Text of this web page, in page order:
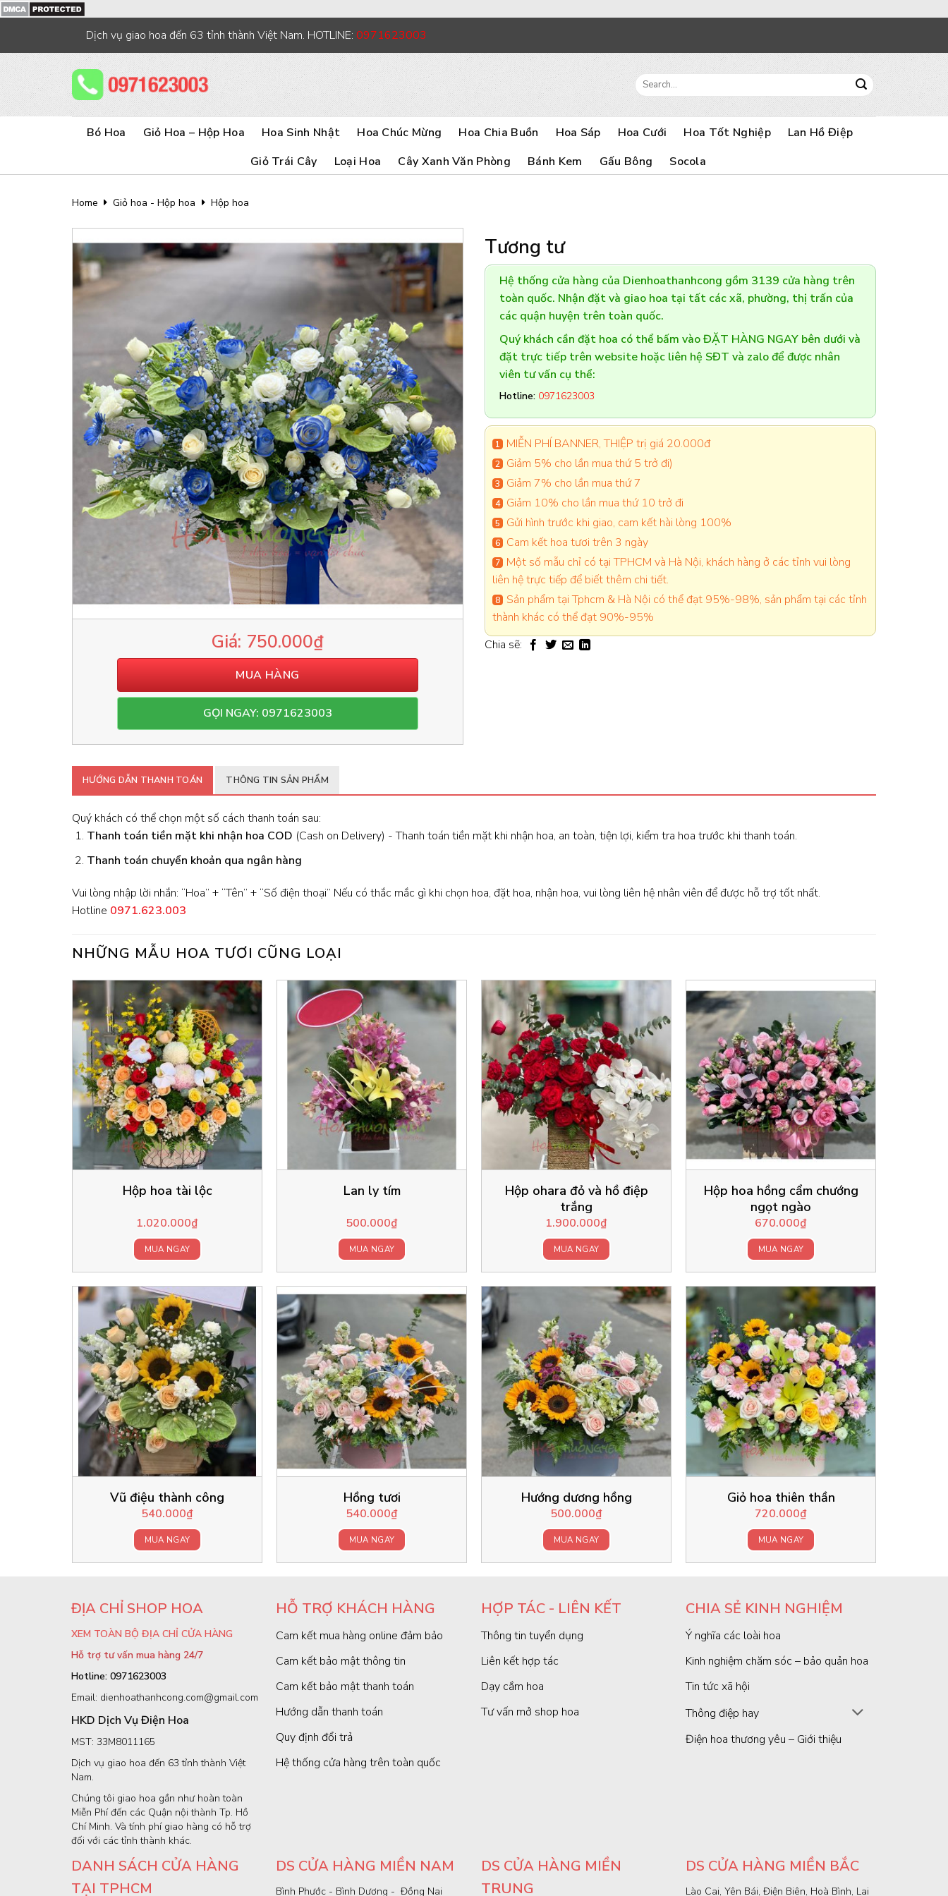
content
Dịch vụ giao hoa đến 63 tỉnh thành Việt Nam. HOTLINE: 0971623003
Search
for:
Bó Hoa Giỏ Hoa – Hộp Hoa Hoa Sinh Nhật Hoa Chúc Mừng Hoa Chia Buồn Hoa Sáp Hoa Cưới Hoa Tốt Nghiệp
Lan Hồ Điệp
Giỏ Trái Cây
Loại Hoa Cây Xanh Văn Phòng Bánh Kem Gấu Bông Socola
Home Giỏ hoa - Hộp hoa Hộp hoa
750.000₫
MUA HÀNG
GỌI NGAY: 0971623003
Tương tư
Hệ thống cửa hàng của Dienhoathanhcong gồm 3139 cửa hàng trên
toàn quốc. Nhận đặt và giao hoa tại tất các xã, phường, thị trấn của
các quận huyện trên toàn quốc.
Quý khách cần đặt hoa có thể bấm vào ĐẶT HÀNG NGAY bên dưới và
đặt trực tiếp trên website hoặc liên hệ SĐT và zalo để được nhân
viên tư vấn cụ thể:
Hotline: 0971623003
MIỄN PHÍ BANNER, THIỆP trị giá 20.000đ
Giảm 5% cho lần mua thứ 5 trở đi)
Giảm 7% cho lần mua thứ 7
Giảm 10% cho lần mua thứ 10 trở đi
Gửi hình trước khi giao, cam kết hài lòng 100%
Cam kết hoa tươi trên 3 ngày
Một số mẫu chỉ có tại TPHCM và Hà Nội, khách hàng ở các tỉnh vui lòng
liên hệ trực tiếp để biết thêm chi tiết.
Sản phẩm tại Tphcm & Hà Nội có thể đạt 95%-98%, sản phẩm tại các tỉnh
thành khác có thể đạt 90%-95%
Chia sẽ:
HƯỚNG DẪN THANH TOÁN THÔNG TIN SẢN PHẨM
Quý khách có thể chọn một số cách thanh toán sau:
Thanh toán tiền mặt khi nhận hoa COD (Cash on Delivery) - Thanh toán tiền mặt khi nhận hoa, an toàn, tiện lợi, kiểm tra hoa trước khi thanh toán.
Thanh toán chuyển khoản qua ngân hàng
Vui lòng nhập lời nhắn: “Hoa” + “Tên” + “Số điện thoại” Nếu có thắc mắc gì khi chọn hoa, đặt hoa, nhận hoa, vui lòng liên hệ nhân viên để được hỗ trợ tốt nhất.
Hotline 0971.623.003
NHỮNG MẪU HOA TƯƠI CŨNG LOẠI
Hộp hoa tài lộc
1.020.000₫
MUA NGAY
Lan ly tím
500.000₫
MUA NGAY
Hộp ohara đỏ và hồ điệp
trắng
1.900.000₫
MUA NGAY
Hộp hoa hồng cẩm chướng
ngọt ngào
670.000₫
MUA NGAY
Vũ điệu thành công
540.000₫
MUA NGAY
Hồng tươi
540.000₫
MUA NGAY
Hướng dương hồng
500.000₫
MUA NGAY
Giỏ hoa thiên thần
720.000₫
MUA NGAY
ĐỊA CHỈ SHOP HOA
XEM TOÀN BỘ ĐỊA CHỈ CỬA HÀNG
Hỗ trợ tư vấn mua hàng 24/7
Hotline: 0971623003
Email: dienhoathanhcong.com@gmail.com
HKD Dịch Vụ Điện Hoa
MST: 33M8011165
Dịch vụ giao hoa đến 63 tỉnh thành Việt
Nam.
Chúng tôi giao hoa gần như hoàn toàn
Miễn Phí đến các Quận nội thành Tp. Hồ
Chí Minh. Và tính phí giao hàng có hỗ trợ
đối với các tỉnh thành khác.
HỖ TRỢ KHÁCH HÀNG
Cam kết mua hàng online đảm bảo
Cam kết bảo mật thông tin
Cam kết bảo mật thanh toán
Hướng dẫn thanh toán
Quy định đổi trả
Hệ thống cửa hàng trên toàn quốc
HỢP TÁC - LIÊN KẾT
Thông tin tuyển dụng
Liên kết hợp tác
Dạy cắm hoa
Tư vấn mở shop hoa
CHIA SẺ KINH NGHIỆM
Ý nghĩa các loài hoa
Kinh nghiệm chăm sóc – bảo quản hoa
Tin tức xã hội
Thông điệp hay
Điện hoa thương yêu – Giới thiệu
DANH SÁCH CỬA HÀNG
TẠI TPHCM
DS CỬA HÀNG MIỀN NAM
Bình Phước - Bình Dương - Đồng Nai
DS CỬA HÀNG MIỀN
TRUNG
DS CỬA HÀNG MIỀN BẮC
Lào Cai, Yên Bái, Điện Biên, Hoà Bình, Lai